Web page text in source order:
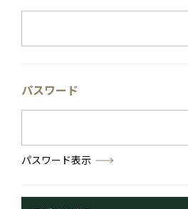
パスワード
パスワード表示